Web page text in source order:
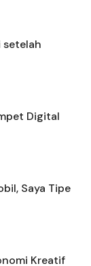
setelah
Digital
Saya Tipe
Kreatif